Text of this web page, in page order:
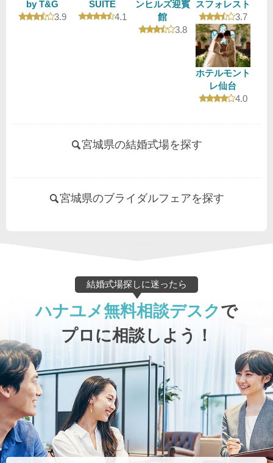
by T&G
口コミ評価
3.9
SUITE
口コミ評価
4.1
ンヒルズ迎賓
館
口コミ評価
3.8
スフォレスト
口コミ評
3.7
ホテルモント
レ仙台
口コミ評
4.0
宮城県の結婚式場を探す
宮城県のブライダルフェアを探す
結婚式場探しに迷ったら
ハナユメ無料相談デスクで
プロに相談しよう！